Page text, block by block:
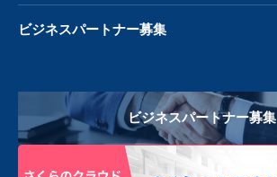
ビジネスパートナー募集
ビジネスパートナー募集